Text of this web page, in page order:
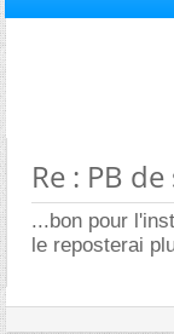
Re : PB
...bon pour
le reposterai